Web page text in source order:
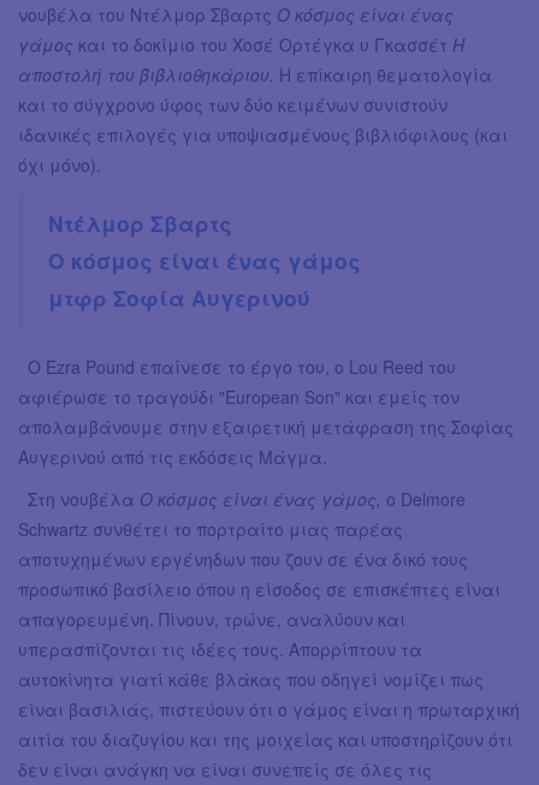
νουβέλα του Ντέλμορ Σβαρτς Ο κόσμος είναι ένας
γάμος και το δοκίμιο του Χοσέ Ορτέγκα υ Γκασσέτ Η
αποστολή του βιβλιοθηκάριου. Η επίκαιρη θεματολογία
και το σύγχρονο ύφος των δύο κειμένων συνιστούν
ιδανικές επιλογές για υποψιασμένους βιβλιόφιλους (και
όχι μόνο).
Ντέλμορ Σβαρτς
Ο κόσμος είναι ένας γάμος
μτφρ Σοφία Αυγερινού
Ο Ezra Pound επαίνεσε το έργο του, ο Lou Reed του
αφιέρωσε το τραγούδι "European Son" και εμείς τον
απολαμβάνουμε στην εξαιρετική μετάφραση της Σοφίας
Αυγερινού από τις εκδόσεις Μάγμα.
Στη νουβέλα Ο κόσμος είναι ένας γάμος, ο Delmore
Schwartz συνθέτει το πορτραίτο μιας παρέας
αποτυχημένων εργένηδων που ζουν σε ένα δικό τους
προσωπικό βασίλειο όπου η είσοδος σε επισκέπτες είναι
απαγορευμένη. Πίνουν, τρώνε, αναλύουν και
υπερασπίζονται τις ιδέες τους. Απορρίπτουν τα
αυτοκίνητα γιατί κάθε βλάκας που οδηγεί νομίζει πως
είναι βασιλιάς, πιστεύουν ότι ο γάμος είναι η πρωταρχική
αιτία του διαζυγίου και της μοιχείας και υποστηρίζουν ότι
δεν είναι ανάγκη να είναι συνεπείς σε όλες τις